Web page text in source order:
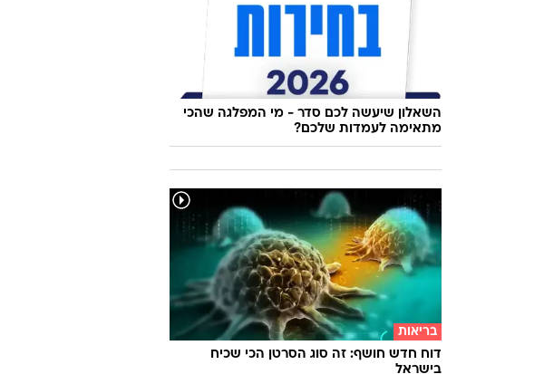
השאלון שיעשה לכם סדר - מי המפלגה שהכי
מתאימה לעמדות שלכם?
בריאות
דוח חדש חושף: זה סוג הסרטן הכי שכיח
בישראל